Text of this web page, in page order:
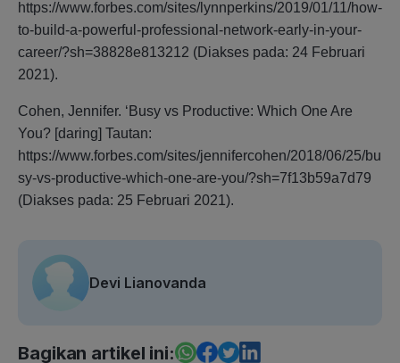
https://www.forbes.com/sites/lynnperkins/2019/01/11/how-
to-build-a-powerful-professional-network-early-in-your-
career/?sh=38828e813212 (Diakses pada: 24 Februari
2021).
Cohen, Jennifer. ‘Busy vs Productive: Which One Are
You? [daring] Tautan:
https://www.forbes.com/sites/jennifercohen/2018/06/25/bu
sy-vs-productive-which-one-are-you/?sh=7f13b59a7d79
(Diakses pada: 25 Februari 2021).
Devi Lianovanda
Bagikan artikel ini: